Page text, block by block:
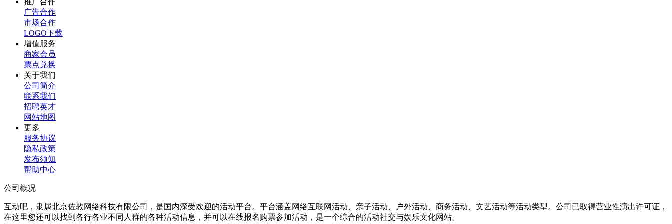
推广合作
广告合作
市场合作
LOGO下载
增值服务
商家会员
票点兑换
关于我们
公司简介
联系我们
招聘英才
网站地图
更多
服务协议
隐私政策
发布须知
帮助中心
公司概况
互动吧，隶属北京佐敦网络科技有限公司，是国内深受欢迎的活动平台。平台涵盖网络互联网活动、亲子活动、户外活动、商务活动、文艺活动等活动类型。公司已取得营业性演出许可证，
在这里您还可以找到各行各业不同人群的各种活动信息，并可以在线报名购票参加活动，是一个综合的活动社交与娱乐文化网站。